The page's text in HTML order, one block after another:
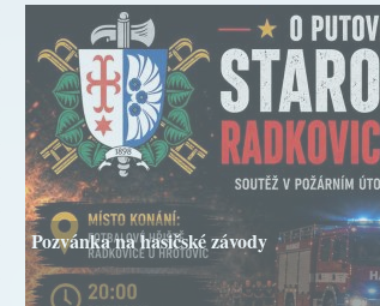
Lékaři - dovolená